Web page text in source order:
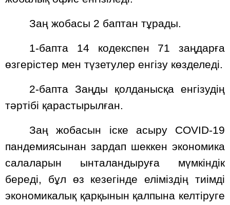
Заң жобасы 2 баптан тұрады.
1-бапта 14 кодекспен 71 заңдарға
өзгерістер мен түзетулер енгізу көзделеді.
2-бапта Заңды қолданысқа енгізудің
тәртібі қарастырылған.
Заң жобасын іске асыру COVID-19
пандемиясынан зардап шеккен экономика
салаларын ынталандыруға мүмкіндік
береді, бұл өз кезегінде еліміздің тиімді
экономикалық қарқынын қалпына келтіруге